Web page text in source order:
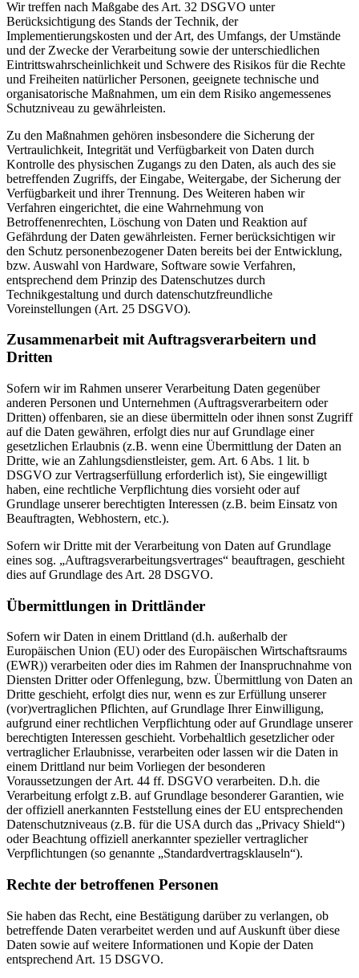
Wir treffen nach Maßgabe des Art. 32 DSGVO unter
Berücksichtigung des Stands der Technik, der
Implementierungskosten und der Art, des Umfangs, der Umstände
und der Zwecke der Verarbeitung sowie der unterschiedlichen
Eintrittswahrscheinlichkeit und Schwere des Risikos für die Rechte
und Freiheiten natürlicher Personen, geeignete technische und
organisatorische Maßnahmen, um ein dem Risiko angemessenes
Schutzniveau zu gewährleisten.
Zu den Maßnahmen gehören insbesondere die Sicherung der
Vertraulichkeit, Integrität und Verfügbarkeit von Daten durch
Kontrolle des physischen Zugangs zu den Daten, als auch des sie
betreffenden Zugriffs, der Eingabe, Weitergabe, der Sicherung der
Verfügbarkeit und ihrer Trennung. Des Weiteren haben wir
Verfahren eingerichtet, die eine Wahrnehmung von
Betroffenenrechten, Löschung von Daten und Reaktion auf
Gefährdung der Daten gewährleisten. Ferner berücksichtigen wir
den Schutz personenbezogener Daten bereits bei der Entwicklung,
bzw. Auswahl von Hardware, Software sowie Verfahren,
entsprechend dem Prinzip des Datenschutzes durch
Technikgestaltung und durch datenschutzfreundliche
Voreinstellungen (Art. 25 DSGVO).
Zusammenarbeit mit Auftragsverarbeitern und
Dritten
Sofern wir im Rahmen unserer Verarbeitung Daten gegenüber
anderen Personen und Unternehmen (Auftragsverarbeitern oder
Dritten) offenbaren, sie an diese übermitteln oder ihnen sonst Zugriff
auf die Daten gewähren, erfolgt dies nur auf Grundlage einer
gesetzlichen Erlaubnis (z.B. wenn eine Übermittlung der Daten an
Dritte, wie an Zahlungsdienstleister, gem. Art. 6 Abs. 1 lit. b
DSGVO zur Vertragserfüllung erforderlich ist), Sie eingewilligt
haben, eine rechtliche Verpflichtung dies vorsieht oder auf
Grundlage unserer berechtigten Interessen (z.B. beim Einsatz von
Beauftragten, Webhostern, etc.).
Sofern wir Dritte mit der Verarbeitung von Daten auf Grundlage
eines sog. „Auftragsverarbeitungsvertrages“ beauftragen, geschieht
dies auf Grundlage des Art. 28 DSGVO.
Übermittlungen in Drittländer
Sofern wir Daten in einem Drittland (d.h. außerhalb der
Europäischen Union (EU) oder des Europäischen Wirtschaftsraums
(EWR)) verarbeiten oder dies im Rahmen der Inanspruchnahme von
Diensten Dritter oder Offenlegung, bzw. Übermittlung von Daten an
Dritte geschieht, erfolgt dies nur, wenn es zur Erfüllung unserer
(vor)vertraglichen Pflichten, auf Grundlage Ihrer Einwilligung,
aufgrund einer rechtlichen Verpflichtung oder auf Grundlage unserer
berechtigten Interessen geschieht. Vorbehaltlich gesetzlicher oder
vertraglicher Erlaubnisse, verarbeiten oder lassen wir die Daten in
einem Drittland nur beim Vorliegen der besonderen
Voraussetzungen der Art. 44 ff. DSGVO verarbeiten. D.h. die
Verarbeitung erfolgt z.B. auf Grundlage besonderer Garantien, wie
der offiziell anerkannten Feststellung eines der EU entsprechenden
Datenschutzniveaus (z.B. für die USA durch das „Privacy Shield“)
oder Beachtung offiziell anerkannter spezieller vertraglicher
Verpflichtungen (so genannte „Standardvertragsklauseln“).
Rechte der betroffenen Personen
Sie haben das Recht, eine Bestätigung darüber zu verlangen, ob
betreffende Daten verarbeitet werden und auf Auskunft über diese
Daten sowie auf weitere Informationen und Kopie der Daten
entsprechend Art. 15 DSGVO.